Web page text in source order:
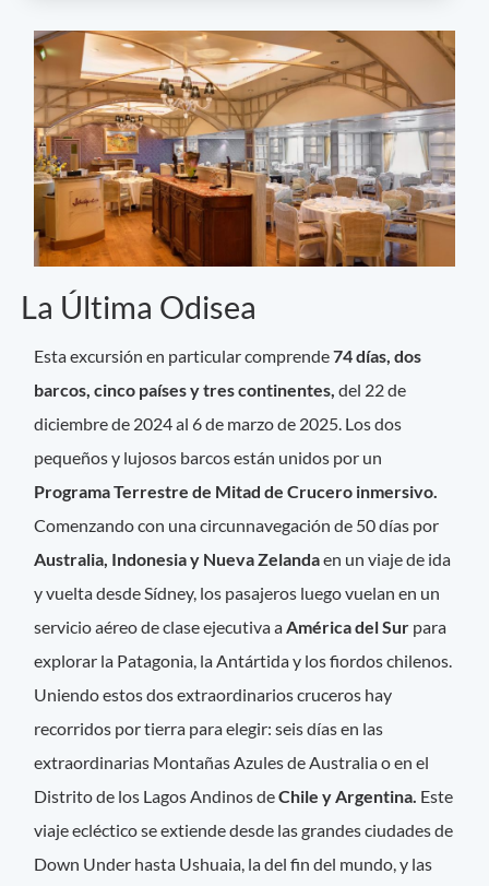
La Última Odisea
Esta excursión en particular comprende74 días, dos
barcos, cinco países y tres continentes, del 22 de
diciembre de 2024 al 6 de marzo de 2025. Los dos
pequeños y lujosos barcos están unidos por un
Programa Terrestre de Mitad de Crucero inmersivo.
Comenzando con una circunnavegación de 50 días por
Australia, Indonesia y NuevaZelandaen un viaje de ida
y vuelta desde Sídney, los pasajeros luego vuelan en un
servicio aéreo de clase ejecutiva aAmérica del Sur para
explorar la Patagonia, la Antártida y los fiordos chilenos.
Uniendo estos dos extraordinarios cruceros hay
recorridos por tierra para elegir: seis días en las
extraordinarias Montañas Azules de Australia o en el
Distrito de los Lagos Andinos deChile y Argentina. Este
viaje ecléctico se extiende desde las grandes ciudades de
Down Under hasta Ushuaia, la del fin del mundo, y las